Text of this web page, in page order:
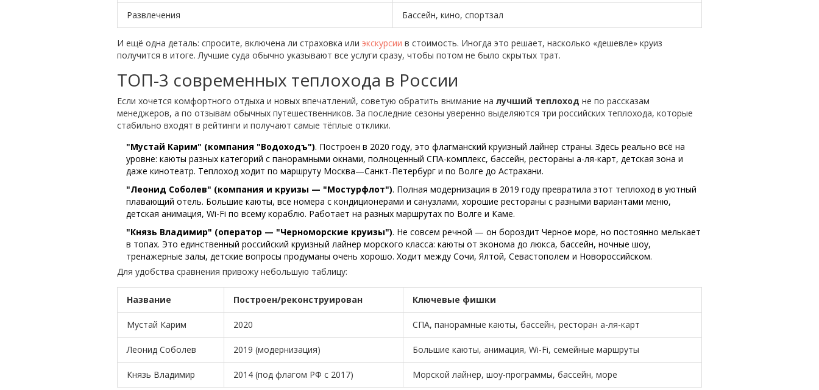
Развлечения Бассейн, кино, спортзал
И ещё одна деталь: спросите, включена ли страховка или экскурсии в стоимость. Иногда это решает, насколько «дешевле» круиз
получится в итоге. Лучшие суда обычно указывают все услуги сразу, чтобы потом не было скрытых трат.
ТОП-3 современных теплохода в России
Если хочется комфортного отдыха и новых впечатлений, советую обратить внимание на лучший теплоход не по рассказам
менеджеров, а по отзывам обычных путешественников. За последние сезоны уверенно выделяются три российских теплохода, которые
стабильно входят в рейтинги и получают самые тёплые отклики.
"Мустай Карим" (компания "Водоходъ"). Построен в 2020 году, это флагманский круизный лайнер страны. Здесь реально всё на
уровне: каюты разных категорий с панорамными окнами, полноценный СПА-комплекс, бассейн, рестораны а-ля-карт, детская зона и
даже кинотеатр. Теплоход ходит по маршруту Москва—Санкт-Петербург и по Волге до Астрахани.
"Леонид Соболев" (компания и круизы — "Мостурфлот"). Полная модернизация в 2019 году превратила этот теплоход в уютный
плавающий отель. Большие каюты, все номера с кондиционерами и санузлами, хорошие рестораны с разными вариантами меню,
детская анимация, Wi-Fi по всему кораблю. Работает на разных маршрутах по Волге и Каме.
"Князь Владимир" (оператор — "Черноморские круизы"). Не совсем речной — он бороздит Черное море, но постоянно мелькает
в топах. Это единственный российский круизный лайнер морского класса: каюты от эконома до люкса, бассейн, ночные шоу,
тренажерные залы, детские вопросы продуманы очень хорошо. Ходит между Сочи, Ялтой, Севастополем и Новороссийском.
Для удобства сравнения привожу небольшую таблицу:
Название Построен/реконструирован Ключевые фишки
Мустай Карим 2020 СПА, панорамные каюты, бассейн, ресторан а-ля-карт
Леонид Соболев 2019 (модернизация) Большие каюты, анимация, Wi-Fi, семейные маршруты
Князь Владимир 2014 (под флагом РФ с 2017) Морской лайнер, шоу-программы, бассейн, море